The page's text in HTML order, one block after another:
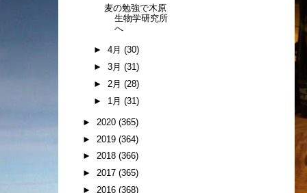
麦の勉強で木原
生物学研究所
へ
► 4月 (30)
► 3月 (31)
► 2月 (28)
► 1月 (31)
► 2020 (365)
► 2019 (364)
► 2018 (366)
► 2017 (365)
► 2016 (368)